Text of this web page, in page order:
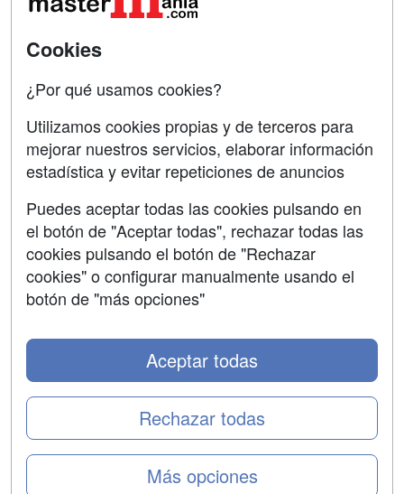
Acceso Usuarios
Acceso Centros
Contactar
Confidencialidad
Copyleft
SÍGUENOS EN:
Cookies
¿Por qué usamos cookies?
Utilizamos cookies propias y de terceros para
mejorar nuestros servicios, elaborar información
estadística y evitar repeticiones de anuncios
Puedes aceptar todas las cookies pulsando en
el botón de "Aceptar todas", rechazar todas las
cookies pulsando el botón de "Rechazar
cookies" o configurar manualmente usando el
botón de "más opciones"
Más opciones
Rechazar todas
Aceptar todas